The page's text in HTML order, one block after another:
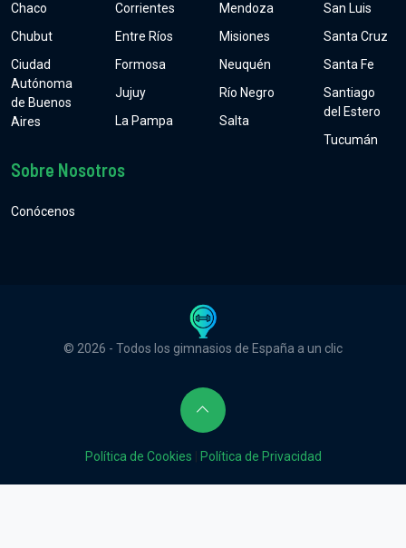
Chaco
Chubut
Ciudad
Autónoma
de Buenos
Aires
Corrientes
Entre Ríos
Formosa
Jujuy
La Pampa
Mendoza
Misiones
Neuquén
Río Negro
Salta
San Luis
Santa Cruz
Santa Fe
Santiago
del Estero
Tucumán
Sobre Nosotros
Conócenos
© 2026 - Todos los gimnasios de España a un clic
Política de Cookies Política de Privacidad